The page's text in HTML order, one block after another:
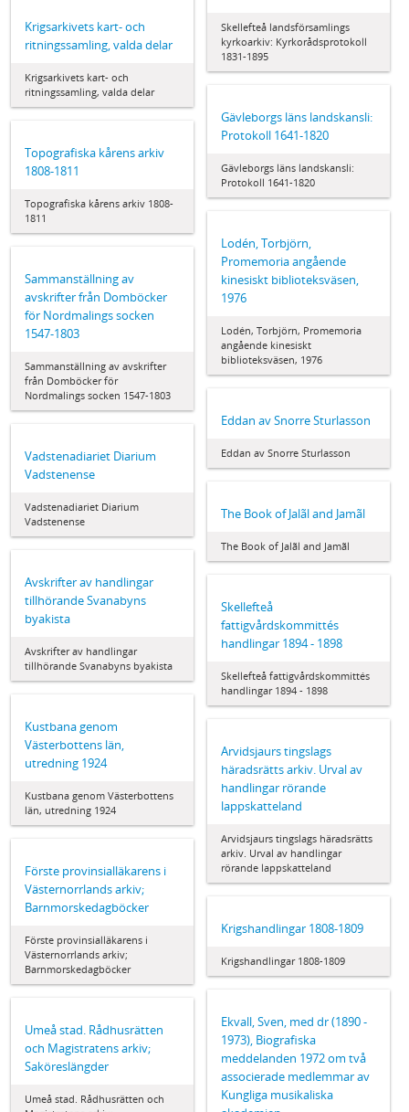
Skellefteå landsförsamlings
kyrkoarkiv: Kyrkorådsprotokoll
1831-1895
Krigsarkivets kart- och
ritningssamling, valda delar
Krigsarkivets kart- och
ritningssamling, valda delar
Gävleborgs läns landskansli:
Protokoll 1641-1820
Gävleborgs läns landskansli:
Protokoll 1641-1820
Topografiska kårens arkiv
1808-1811
Topografiska kårens arkiv 1808-
1811
Lodén, Torbjörn,
Promemoria angående
kinesiskt biblioteksväsen,
1976
Lodén, Torbjörn, Promemoria
angående kinesiskt
biblioteksväsen, 1976
Sammanställning av
avskrifter från Domböcker
för Nordmalings socken
1547-1803
Sammanställning av avskrifter
från Domböcker för
Nordmalings socken 1547-1803
Eddan av Snorre Sturlasson
Eddan av Snorre Sturlasson
Vadstenadiariet Diarium
Vadstenense
Vadstenadiariet Diarium
Vadstenense
The Book of Jalãl and Jamãl
The Book of Jalãl and Jamãl
Avskrifter av handlingar
tillhörande Svanabyns
byakista
Avskrifter av handlingar
tillhörande Svanabyns byakista
Skellefteå
fattigvårdskommittés
handlingar 1894 - 1898
Skellefteå fattigvårdskommittés
handlingar 1894 - 1898
Kustbana genom
Västerbottens län,
utredning 1924
Kustbana genom Västerbottens
län, utredning 1924
Arvidsjaurs tingslags
häradsrätts arkiv. Urval av
handlingar rörande
lappskatteland
Arvidsjaurs tingslags häradsrätts
arkiv. Urval av handlingar
rörande lappskatteland
Förste provinsialläkarens i
Västernorrlands arkiv;
Barnmorskedagböcker
Förste provinsialläkarens i
Västernorrlands arkiv;
Barnmorskedagböcker
Krigshandlingar 1808-1809
Krigshandlingar 1808-1809
Ekvall, Sven, med dr (1890 -
1973), Biografiska
meddelanden 1972 om två
associerade medlemmar av
Kungliga musikaliska
Umeå stad. Rådhusrätten
och Magistratens arkiv;
Saköreslängder
Umeå stad. Rådhusrätten och